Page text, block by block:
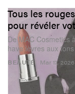
BEAUTÉ
Tous les
pour révéler
De MAC Cosmetics
have lèvres aux
Mar 17, 2026